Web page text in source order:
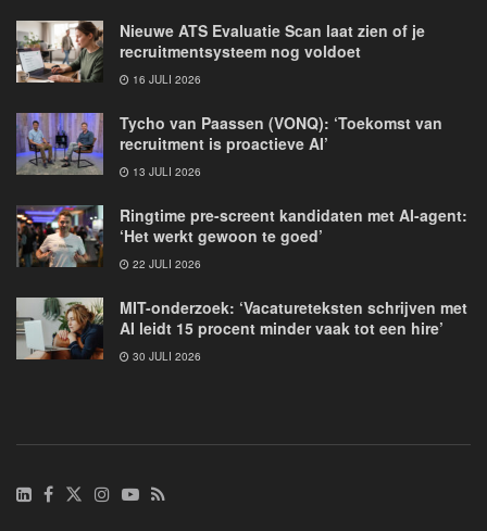
Nieuwe ATS Evaluatie Scan laat zien of je
recruitmentsysteem nog voldoet
16 JULI 2026
Tycho van Paassen (VONQ): ‘Toekomst van
recruitment is proactieve AI’
13 JULI 2026
Ringtime pre-screent kandidaten met AI-agent:
‘Het werkt gewoon te goed’
22 JULI 2026
MIT-onderzoek: ‘Vacatureteksten schrijven met
AI leidt 15 procent minder vaak tot een hire’
30 JULI 2026